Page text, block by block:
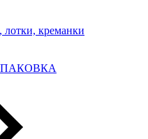
лотки, креманки